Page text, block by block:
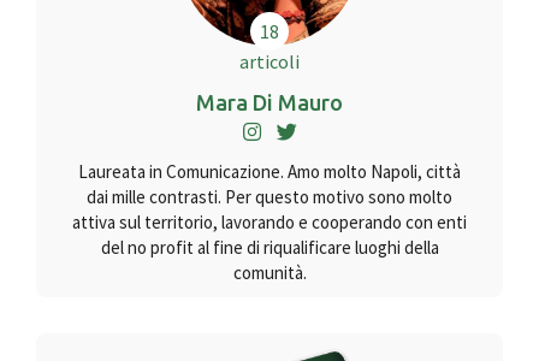
18
articoli
Mara Di Mauro
Laureata in Comunicazione. Amo molto Napoli, città
dai mille contrasti. Per questo motivo sono molto
attiva sul territorio, lavorando e cooperando con enti
del no profit al fine di riqualificare luoghi della
comunità.